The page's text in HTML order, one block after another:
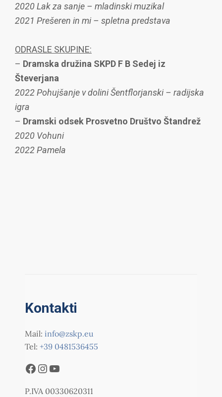
2020 Lak za sanje – mladinski muzikal
2021 Prešeren in mi – spletna predstava
ODRASLE SKUPINE:
– Dramska družina SKPD F B Sedej iz
Števerjana
2022 Pohujšanje v dolini Šentflorjanski – radijska
igra
– Dramski odsek Prosvetno Društvo Štandrež
2020 Vohuni
2022 Pamela
Kontakti
Mail: info@zskp.eu
Tel: +39 0481536455
P.IVA 00330620311